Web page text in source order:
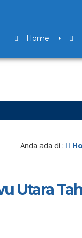
Home
Anda ada di :
Utara